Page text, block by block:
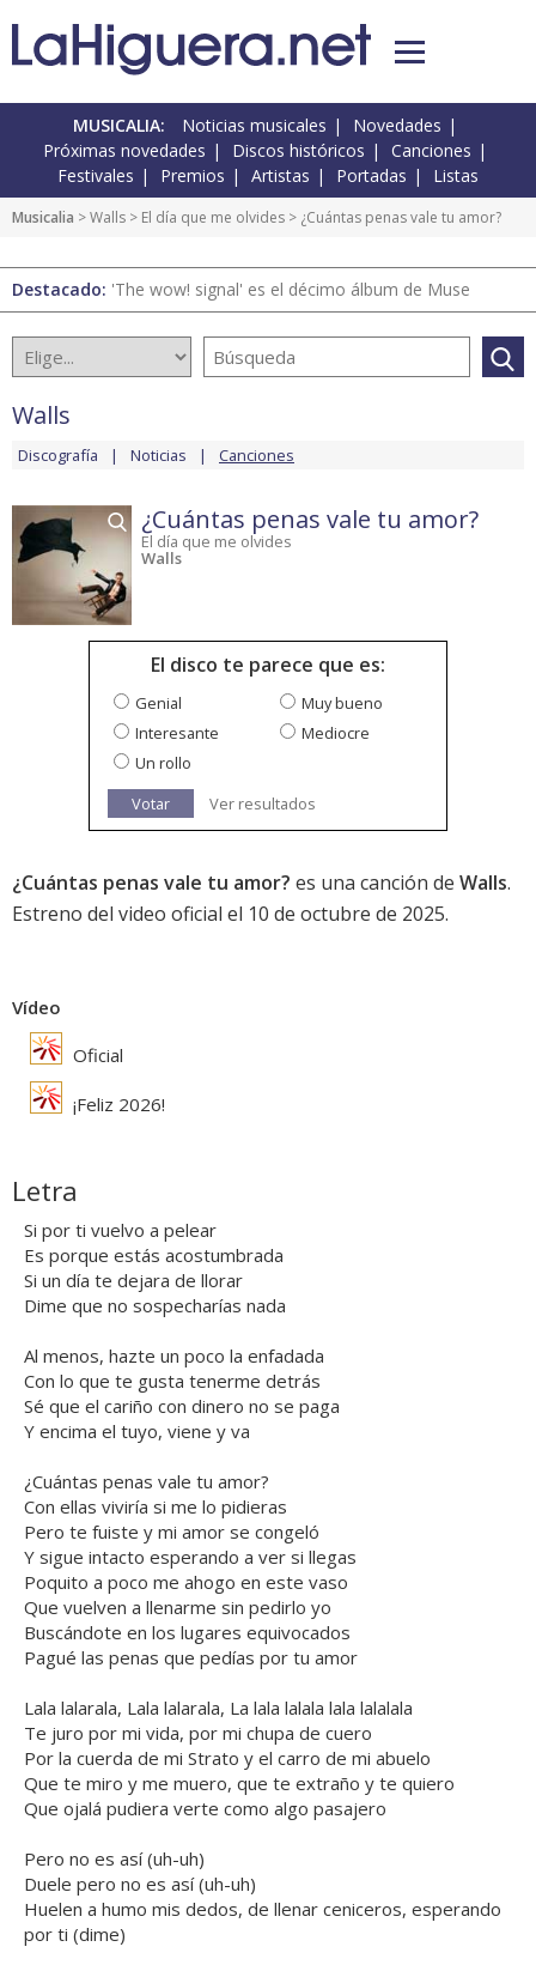
MUSICALIA: Noticias musicales
Novedades
Próximas novedades
Discos históricos
Canciones
Festivales
Premios Artistas Portadas Listas
Musicalia >Walls > El día que me olvides > ¿Cuántas penas vale tu amor?
Destacado: 'The wow! signal' es el décimo álbum de Muse
Walls
Discografía Noticias Canciones
¿Cuántas penas vale tu amor?
El día que me olvides
Walls
El disco te parece que es:
Genial
Muy bueno
Interesante
Mediocre
Un rollo
Votar
Ver resultados
¿Cuántas penas vale tu amor? es una canción de Walls.
Estreno del video oficial el 10 de octubre de 2025.
Vídeo
Oficial
¡Feliz 2026!
Letra
Si por ti vuelvo a pelear
Es porque estás acostumbrada
Si un día te dejara de llorar
Dime que no sospecharías nada
Al menos, hazte un poco la enfadada
Con lo que te gusta tenerme detrás
Sé que el cariño con dinero no se paga
Y encima el tuyo, viene y va
¿Cuántas penas vale tu amor?
Con ellas viviría si me lo pidieras
Pero te fuiste y mi amor se congeló
Y sigue intacto esperando a ver si llegas
Poquito a poco me ahogo en este vaso
Que vuelven a llenarme sin pedirlo yo
Buscándote en los lugares equivocados
Pagué las penas que pedías por tu amor
Lala lalarala, Lala lalarala, La lala lalala lala lalalala
Te juro por mi vida, por mi chupa de cuero
Por la cuerda de mi Strato y el carro de mi abuelo
Que te miro y me muero, que te extraño y te quiero
Que ojalá pudiera verte como algo pasajero
Pero no es así (uh-uh)
Duele pero no es así (uh-uh)
Huelen a humo mis dedos, de llenar ceniceros, esperando
por ti (dime)